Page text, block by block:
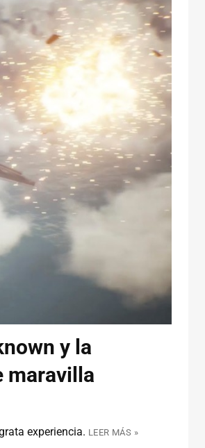
y la
maravilla
experiencia. LEER MÁS »